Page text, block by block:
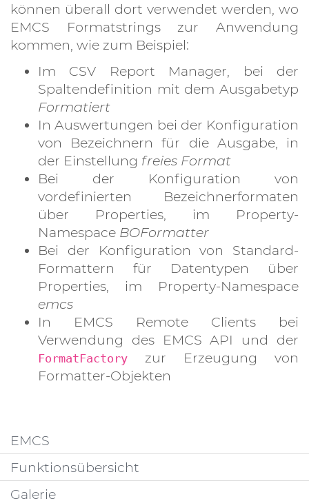
können überall dort verwendet werden, wo
EMCS Formatstrings zur Anwendung
kommen, wie zum Beispiel:
Im CSV Report Manager, bei der
Spaltendefinition mit dem Ausgabetyp
Formatiert
In Auswertungen bei der Konfiguration
von Bezeichnern für die Ausgabe, in
der Einstellung freies Format
Bei der Konfiguration von
vordefinierten Bezeichnerformaten
über Properties, im Property-
Namespace BOFormatter
Bei der Konfiguration von Standard-
Formattern für Datentypen über
Properties, im Property-Namespace
emcs
In EMCS Remote Clients bei
Verwendung des EMCS API und der
FormatFactory zur Erzeugung von
Formatter-Objekten
EMCS
Funktionsübersicht
Galerie